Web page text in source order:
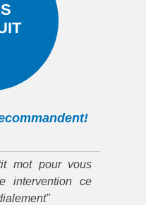
mot pour vous
intervention ce